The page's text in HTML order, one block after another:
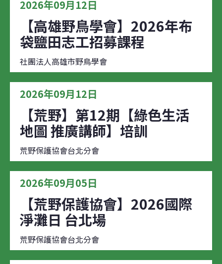
2026年09月12日
【高雄野鳥學會】2026年布
袋鹽田志工招募課程
社團法人高雄市野鳥學會
2026年09月12日
【荒野】第12期【綠色生活
地圖 推廣講師】培訓
荒野保護協會台北分會
2026年09月05日
【荒野保護協會】2026國際
淨灘日 台北場
荒野保護協會台北分會